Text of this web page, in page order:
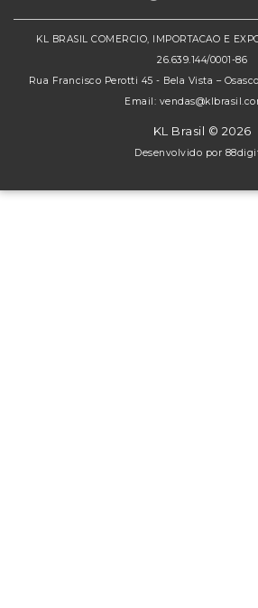
KL BRASIL COMERCIO, IMPORTACAO E
26.639.144/0001-86
Rua Francisco Perotti 45 - Bela Vista –
Email:
KL Brasil © 2026
Desenvolvido por